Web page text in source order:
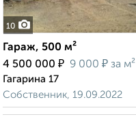
10
Гараж, 500 м²
4 500 000 ₽ 9 000 ₽ за м²
Гагарина 17
Собственник, 19.09.2022